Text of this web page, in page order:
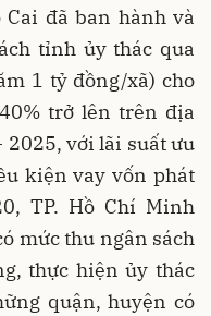
đã ban hành và
tỉnh ủy thác qua
1 tỷ đồng/xã) cho
trở lên trên địa
với lãi suất ưu
kiện vay vốn phát
TP. Hồ Chí Minh
mức thu ngân sách
thực hiện ủy thác
quận, huyện có